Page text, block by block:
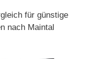
für günstige
nach Maintal